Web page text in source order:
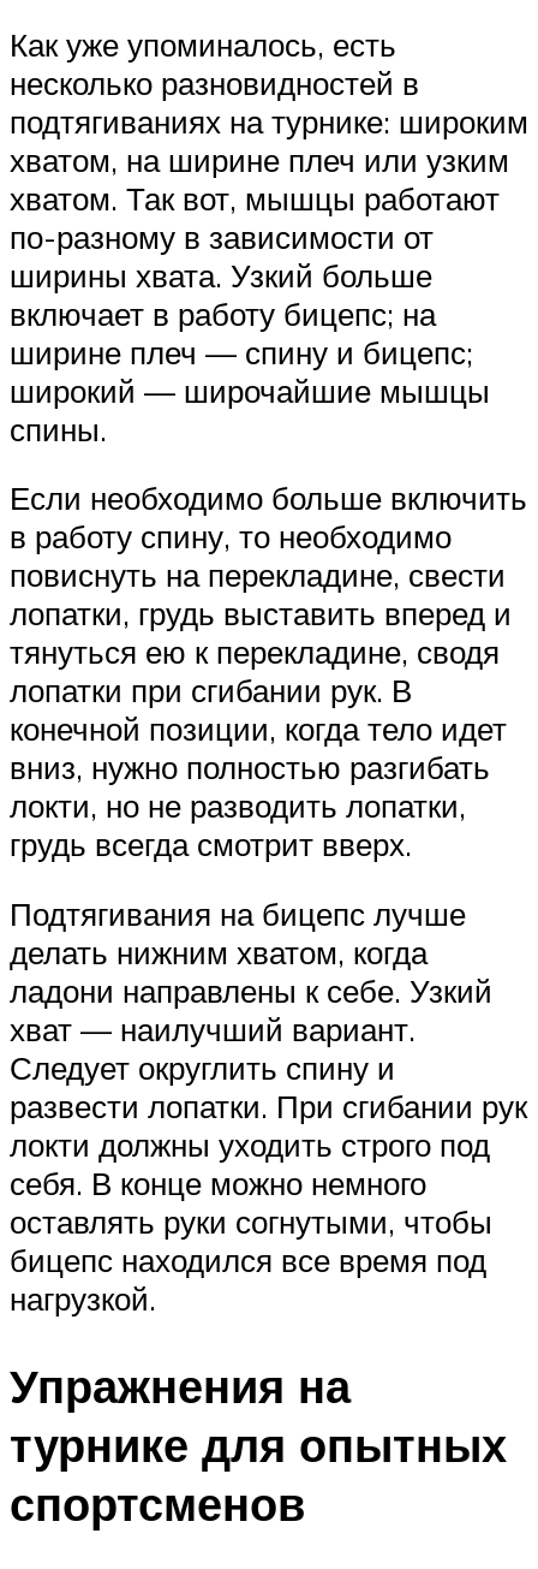
Как уже упоминалось, есть
несколько разновидностей в
подтягиваниях на турнике: широким
хватом, на ширине плеч или узким
хватом. Так вот, мышцы работают
по-разному в зависимости от
ширины хвата. Узкий больше
включает в работу бицепс; на
ширине плеч — спину и бицепс;
широкий — широчайшие мышцы
спины.
Если необходимо больше включить
в работу спину, то необходимо
повиснуть на перекладине, свести
лопатки, грудь выставить вперед и
тянуться ею к перекладине, сводя
лопатки при сгибании рук. В
конечной позиции, когда тело идет
вниз, нужно полностью разгибать
локти, но не разводить лопатки,
грудь всегда смотрит вверх.
Подтягивания на бицепс лучше
делать нижним хватом, когда
ладони направлены к себе. Узкий
хват — наилучший вариант.
Следует округлить спину и
развести лопатки. При сгибании рук
локти должны уходить строго под
себя. В конце можно немного
оставлять руки согнутыми, чтобы
бицепс находился все время под
нагрузкой.
Упражнения на
турнике для опытных
спортсменов